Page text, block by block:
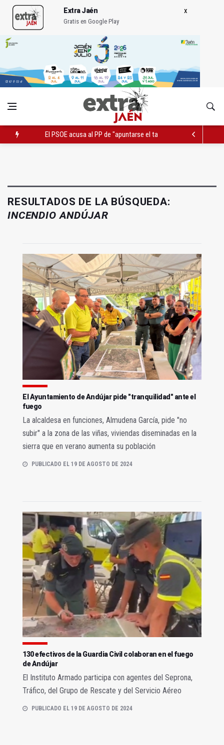
Extra Jaén
Gratis en Google Play
El Centro Andaluz de las Letras trae a Jaén al filósofo Omar
RESULTADOS DE LA BÚSQUEDA:
INCENDIO ANDÚJAR
El Ayuntamiento de Andújar pide "tranquilidad" ante el
fuego
La alcaldesa en funciones, Almudena García, pide "no
subir" a la zona de las viñas, viviendas diseminadas en la
sierra que en verano aumenta su población
PUBLICADO EL 19 DE AGOSTO DE 2024
130 efectivos de la Guardia Civil colaboran en el fuego
de Andújar
El Instituto Armado participa con agentes del Seprona,
Tráfico, del Grupo de Rescate y del Servicio Aéreo
PUBLICADO EL 19 DE AGOSTO DE 2024